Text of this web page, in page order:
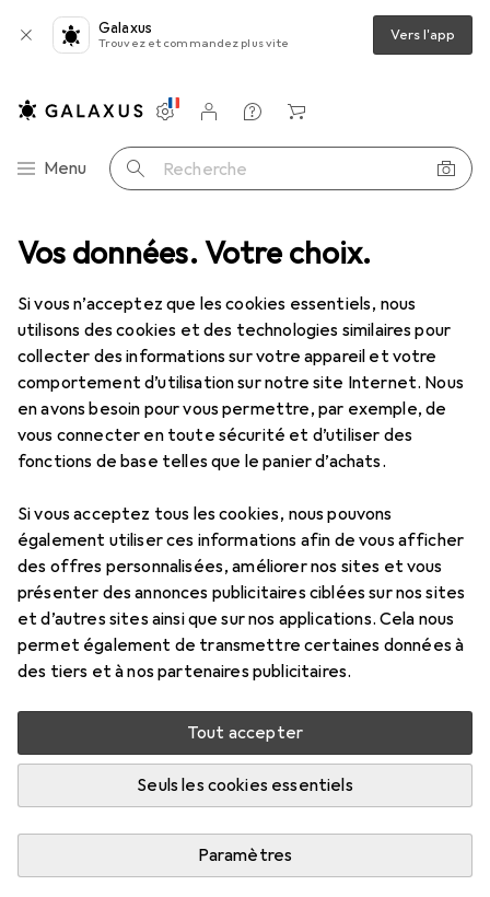
Vos données. Votre choix.
Si vous n’acceptez que les cookies essentiels, nous
utilisons des cookies et des technologies similaires pour
collecter des informations sur votre appareil et votre
comportement d’utilisation sur notre site Internet. Nous
en avons besoin pour vous permettre, par exemple, de
vous connecter en toute sécurité et d’utiliser des
fonctions de base telles que le panier d’achats.
Si vous acceptez tous les cookies, nous pouvons
également utiliser ces informations afin de vous afficher
des offres personnalisées, améliorer nos sites et vous
présenter des annonces publicitaires ciblées sur nos sites
et d’autres sites ainsi que sur nos applications. Cela nous
permet également de transmettre certaines données à
des tiers et à nos partenaires publicitaires.
Tout accepter
Seuls les cookies essentiels
Paramètres
Galaxus
Trouvez et commandez plus vite Vers l'app
Navigation par catégorie
Menu Recherche
Paramètres
Compte client
Listes de comparaison
Listes d'envies
Panier
IT + multimédia Composants PC Refroidissement par eau
Refroidissement par eau
DécouvrirForum
En coulisse
Mon temps avec les refroidissements
d'eau personnalisés est révolu - et ils
ne me manquent pas (encore)